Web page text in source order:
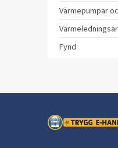
Värmepumpar
Fynd